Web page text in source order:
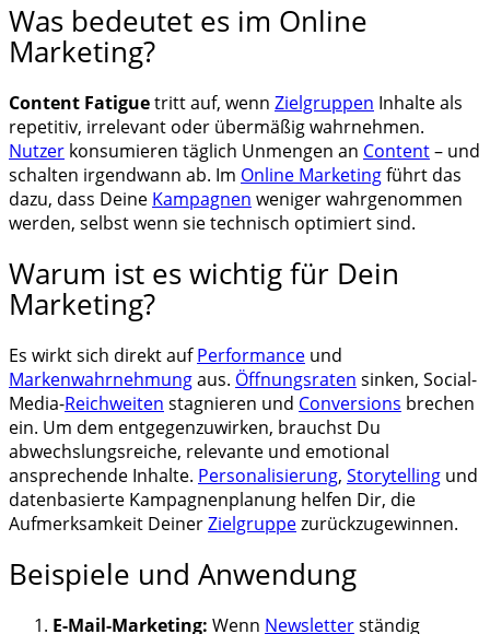
Was bedeutet es im Online
Marketing?
Content Fatiguetritt auf, wenn Zielgruppen Inhalte als
repetitiv, irrelevant oder übermäßig wahrnehmen.
Nutzer konsumieren täglich Unmengen an Content– und
schalten irgendwann ab. Im Online Marketingführt das
dazu, dass Deine Kampagnen weniger wahrgenommen
werden, selbst wenn sie technisch optimiert sind.
Warum ist es wichtig für Dein
Marketing?
Es wirkt sich direkt aufPerformance und
Markenwahrnehmungaus. Öffnungsraten sinken, Social-
Media-Reichweiten stagnieren und Conversions brechen
ein. Um dem entgegenzuwirken, brauchst Du
abwechslungsreiche, relevante und emotional
ansprechende Inhalte. Personalisierung, Storytelling und
datenbasierte Kampagnenplanung helfen Dir, die
Aufmerksamkeit DeinerZielgruppezurückzugewinnen.
Beispiele und Anwendung
E-Mail-Marketing: Wenn Newsletterständig